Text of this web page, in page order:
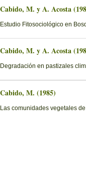
Cabido, M. y A. Acosta
Estudio Fitosociológico en
Cabido, M. y A. Acosta
Degradación en pastizales
Cabido, M. (1985)
Las comunidades vegetales